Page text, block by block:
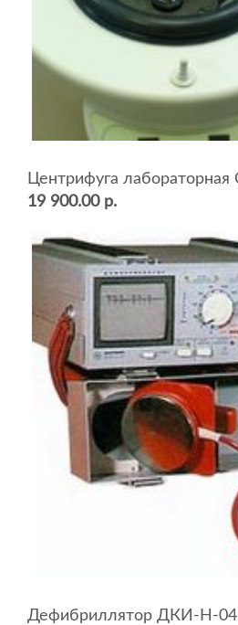
19 900.00 р.
Дефибриллятор ДКИ-Н-04